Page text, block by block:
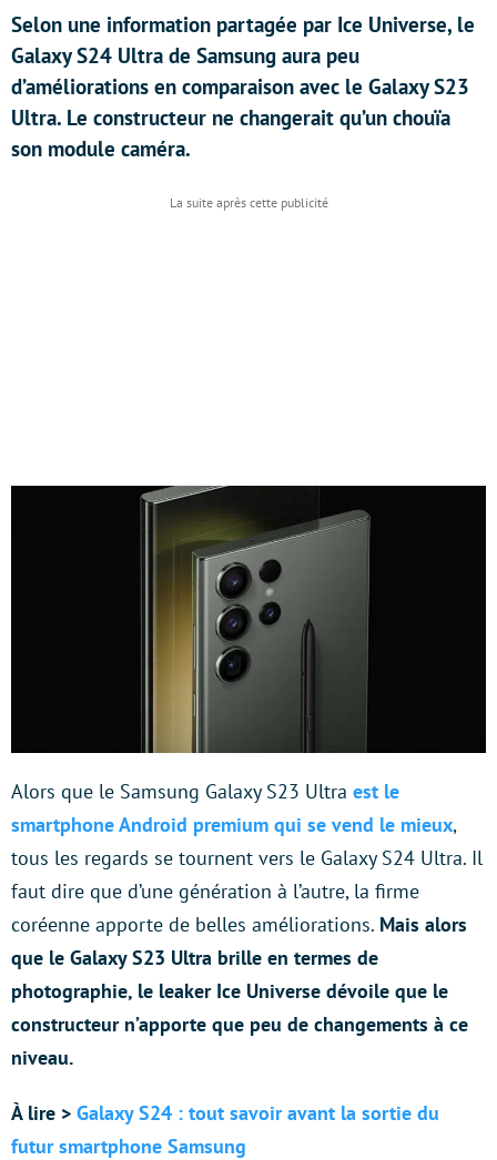
Selon une information partagée par Ice Universe, le
Galaxy S24 Ultra de Samsung aura peu
d’améliorations en comparaison avec le Galaxy S23
Ultra. Le constructeur ne changerait qu’un chouïa
son module caméra.
Alors que le Samsung Galaxy S23 Ultra est le
smartphone Android premium qui se vend le mieux,
tous les regards se tournent vers le Galaxy S24 Ultra. Il
faut dire que d’une génération à l’autre, la firme
coréenne apporte de belles améliorations. Mais alors
que le Galaxy S23 Ultra brille en termes de
photographie, le leaker Ice Universe dévoile que le
constructeur n’apporte que peu de changements à ce
niveau.
À lire > Galaxy S24 : tout savoir avant la sortie du
futur smartphone Samsung